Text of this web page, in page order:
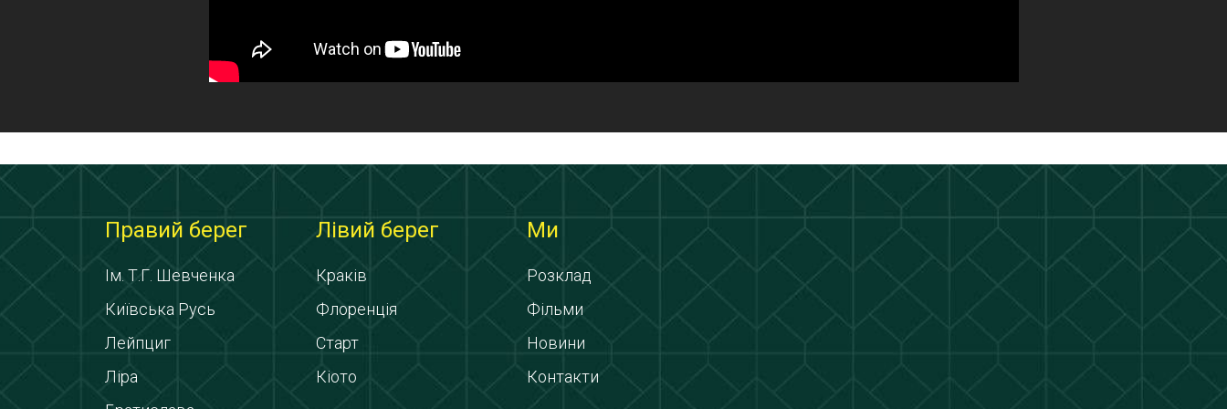
Правий берег
Ім. Т.Г. Шевченка
Київська Русь
Лейпциг
Ліра
Лівий берег
Краків
Флоренція
Старт
Кіото
Ми
Розклад
Фільми
Новини
Контакти